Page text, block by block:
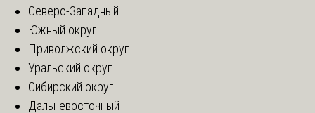
Северо-Западный
Южный округ
Приволжский округ
Уральский округ
Сибирский округ
Дальневосточный